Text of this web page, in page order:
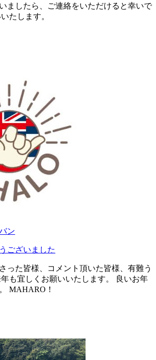
ましたら、ご連絡をいただけると幸いで
たします。
ン
ございました
った皆様、コメント頂いた皆様、有難う
も宜しくお願いいたします。 良いお年
MAHARO！